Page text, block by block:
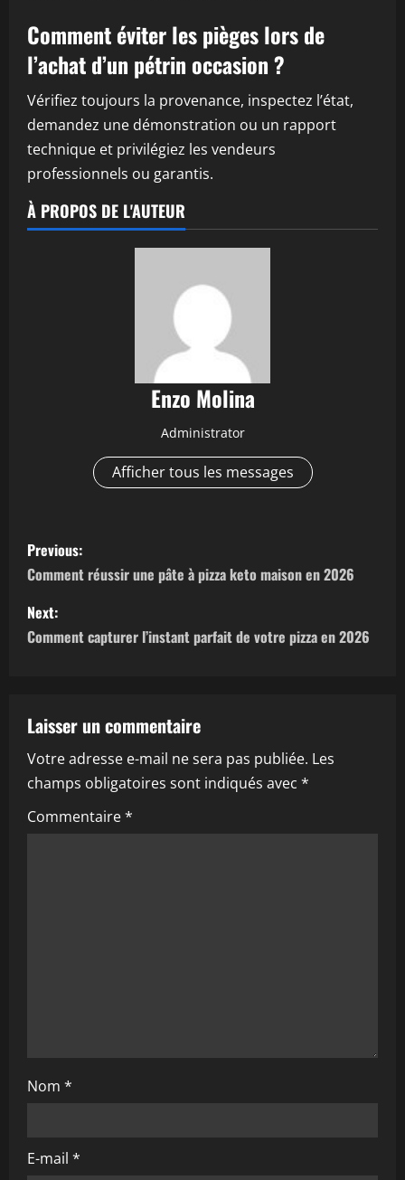
Comment éviter les pièges lors de
l’achat d’un pétrin occasion ?
Vérifiez toujours la provenance, inspectez l’état,
demandez une démonstration ou un rapport
technique et privilégiez les vendeurs
professionnels ou garantis.
À PROPOS DE L'AUTEUR
Enzo Molina
Administrator
Afficher tous les messages
P
o
s
t
a
v
i
Previous:
Comment réussir une pâte à pizza keto maison en 2026
Next:
Comment capturer l’instant parfait de votre pizza en 2026
Laisser un commentaire
Votre adresse e-mail ne sera pas publiée. Les
champs obligatoires sont indiqués avec *
Commentaire*
Nom *
E-mail *